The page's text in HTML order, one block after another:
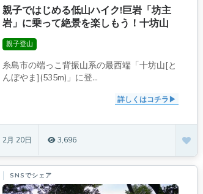
親子ではじめる低山ハイク!巨岩「坊主
岩」に乗って絶景を楽しもう！十坊山
(とんぼやま)
親子登山
糸島市の端っこ背振山系の最西端「十坊山[と
んぼやま](535m)」に登...
詳しくはコチラ
2月 20日 3,696
SNSでシェア